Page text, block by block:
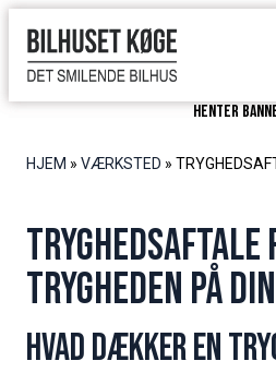
henter
HJEM » VÆRKSTED »
TRYGHEDEN PÅ
HVAD DÆKKER EN